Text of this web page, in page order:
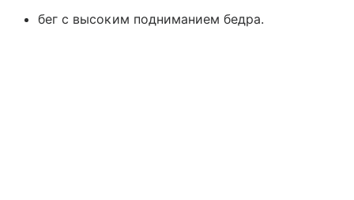
бег с высоким подниманием бедра.